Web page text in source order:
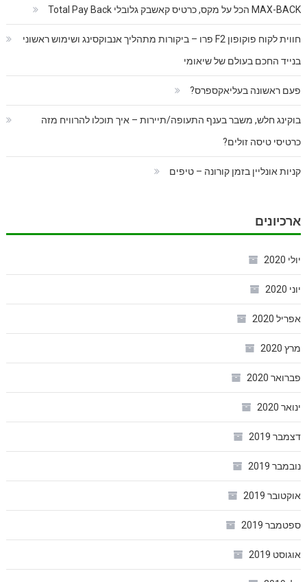
MAX-BACK הכל על מקס, כרטיס קאשבק גלובלי Total Pay Back
חווית לקוח פוקופון F2 פרו – ביקורות מתהליך אנבוקסינג ושימוש ראשוני
בנייד החכם בעולם של שיאומי
פעם ראשונה בעליאקספרס?
בוקינג חלש, משבר בענף התעופה/תיירות – איך תוכלו להרוויח מזה
כרטיסי טיסה זולים?
קניות אונליין בזמן קורונה – טיפים
ארכיונים
יולי 2020
יוני 2020
אפריל 2020
מרץ 2020
פברואר 2020
ינואר 2020
דצמבר 2019
נובמבר 2019
אוקטובר 2019
ספטמבר 2019
אוגוסט 2019